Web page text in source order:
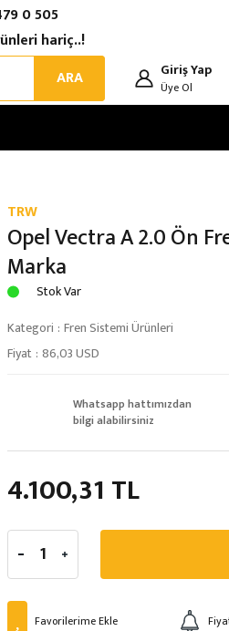
0 505
hariç..!
ARA
Giriş Yap
Üye Ol
TRW
Opel Vectra A 2.0 Ön
Marka
Stok Var
Kategori Fren Sistemi Ürünleri
Fiyat 86,03 USD
Whatsapp hattımızdan
bilgi alabilirsiniz
4.100,31 TL